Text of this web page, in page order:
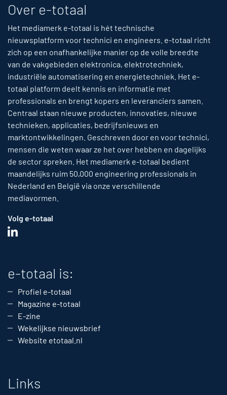
Over e-totaal
Het mediamerk e-totaal is hét technische
nieuwsplatform voor technici en engineers. e-totaal richt
zich op een onafhankelijke manier op de volle breedte
van de vakgebieden elektronica, elektrotechniek,
industriële automatisering en energietechniek. Het e-
totaal platform deelt kennis en informatie met
professionals en brengt kopers en leveranciers samen.
Centraal staan nieuwe producten, innovaties, nieuwe
technieken, applicaties, bedrijfsnieuws en
marktontwikkelingen. Geschreven door en voor technici,
mensen die weten waar ze het over hebben en dagelijks
de sector spreken. Het mediamerk e-totaal bedient
maandelijks ruim 50,000 engineering professionals in
Nederland en België via onze verschillende
mediavormen.
Volg e-totaal
e-totaal is:
Profiel e-totaal
Magazine e-totaal
E-zine
Wekelijkse nieuwsbrief
Website etotaal.nl
Links